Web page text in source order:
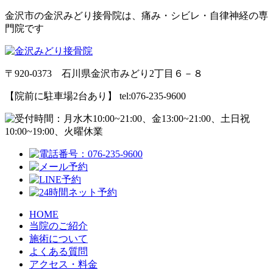
金沢市の金沢みどり接骨院は、痛み・シビレ・自律神経の専
門院です
〒920-0373 石川県金沢市みどり2丁目６－８
【院前に駐車場2台あり】 tel:076-235-9600
HOME
当院のご紹介
施術について
よくある質問
アクセス・料金